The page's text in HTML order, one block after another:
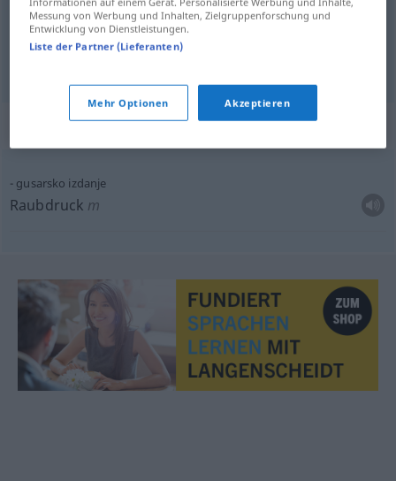
Auflagef izdanje
Beispielsätze für "izdanje"
gusarsko izdanje
Raubdruck m
Messung von Werbung und Inhalten, Zielgruppenforschung und
Entwicklung von Dienstleistungen.
Liste der Partner (Lieferanten)
Mehr Optionen Akzeptieren